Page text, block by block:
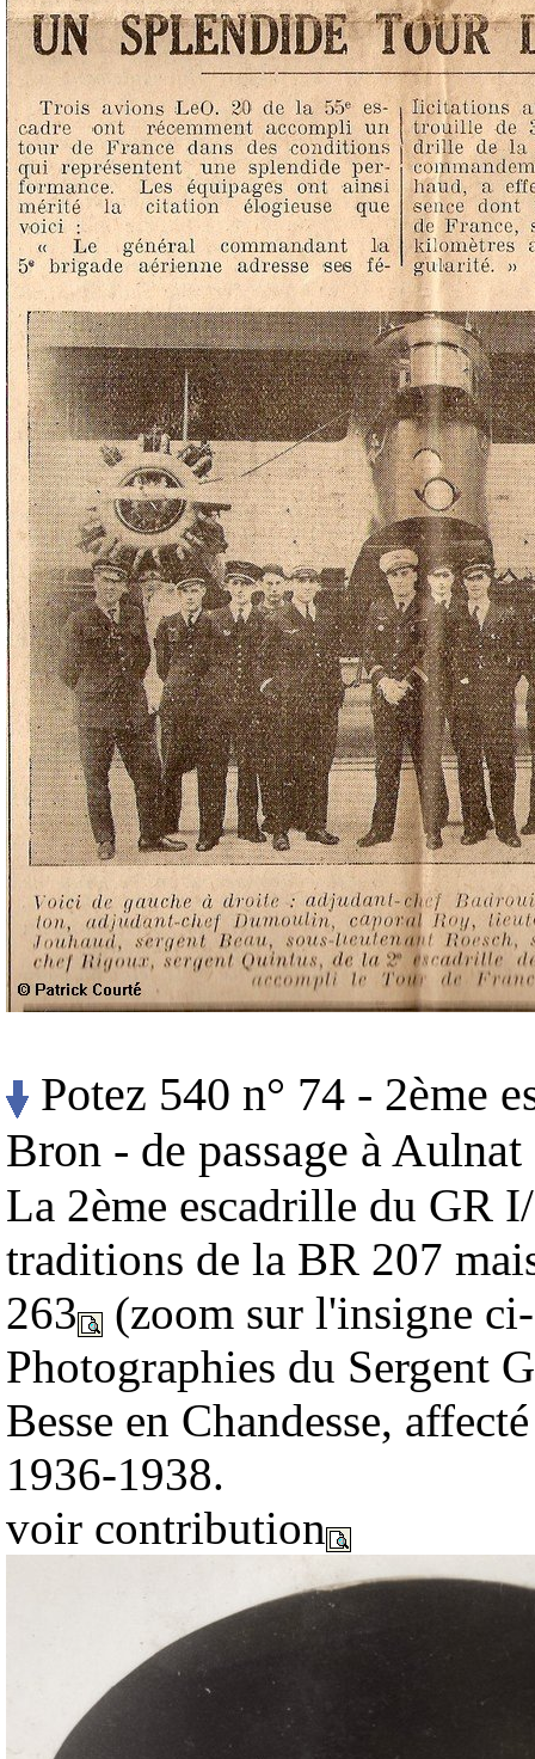
Potez 540 n° 74 - 2ème
Bron - de passage à
La 2ème escadrille du GR
traditions de la BR 207
263
(zoom sur l'insigne ci-
Photographies du Sergent
Besse en Chandesse,
1936-1938.
voir contribution